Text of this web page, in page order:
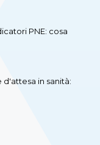
PNE: cosa
d'attesa in sanità: